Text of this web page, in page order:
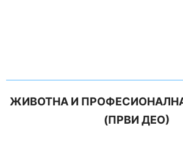
ЖИВОТНА И
(ПРВИ ДЕО)